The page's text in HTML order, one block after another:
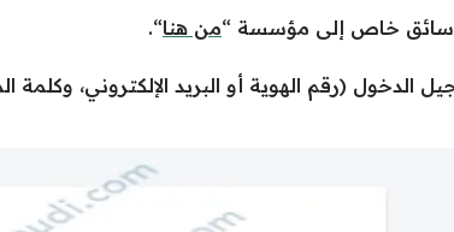
سائق خاص إلى مؤسسة “من هنا“.
الدخول (رقم الهوية أو البريد الإلكتروني، وكلمة